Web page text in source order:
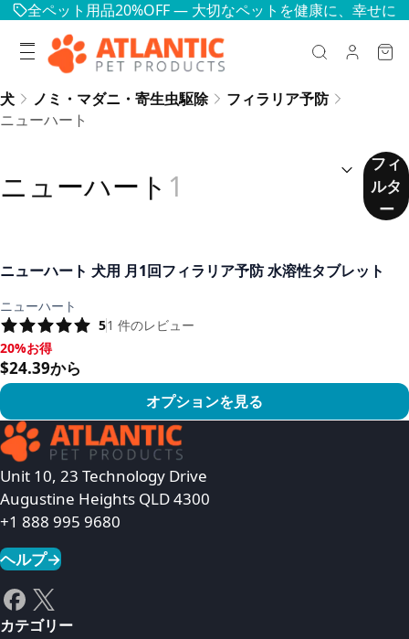
全ペット用品20%OFF — 大切なペットを健康に、幸せに
犬 ノミ・マダニ・寄生虫駆除
フィラリア予防
ニューハート
ニューハート 1
(任意)
フィ
ルタ
ー
ニューハート 犬用 月1回フィラリア予防 水溶性タブレット
ニューハート
51 件のレビュー
20%お得, $24.39から
20%お得
$24.39から
オプションを見る
商品を見る
Unit 10, 23 Technology Drive
Augustine Heights QLD 4300
+1 888 995 9680
ヘルプ→
カテゴリー